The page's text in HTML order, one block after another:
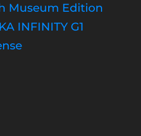
Museum Edition
INFINITY G1